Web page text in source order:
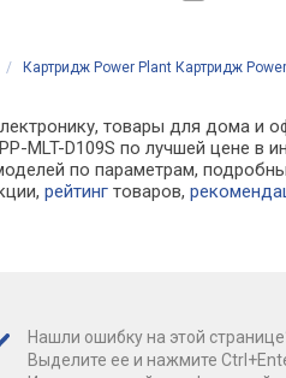
/ Картридж Power Plant Картридж
товары для дома и
MLT-D109S по лучшей цене в
по параметрам,
рейтинг товаров,
Нашли ошибку на этой
Выделите ее и нажмите